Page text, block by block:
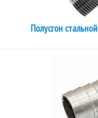
Полусгон стальной